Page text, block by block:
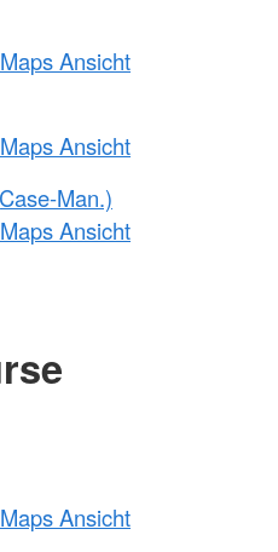
Ansicht
Ansicht
Man.)
Ansicht
Ansicht